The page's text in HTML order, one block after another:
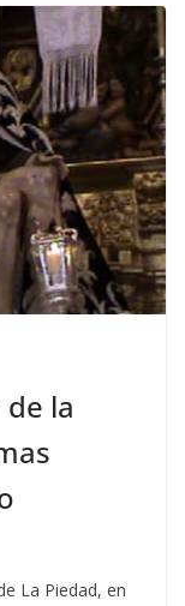
la
La Piedad, en